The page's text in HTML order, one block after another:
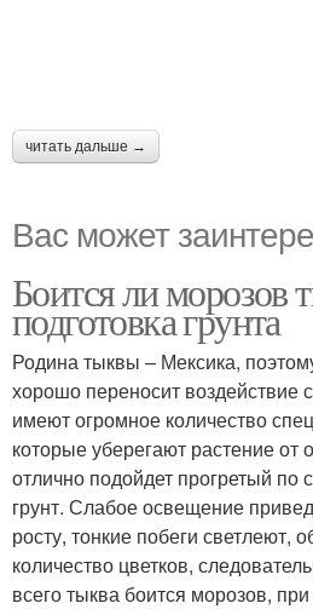
читать дальше →
Вас может
Боится ли морозов
подготовка грунта
Родина тыквы – Мексика,
хорошо переносит воздействие
имеют огромное количество
которые уберегают растение от
отлично подойдет прогретый по
грунт. Слабое освещение
росту, тонкие побеги светлеют,
количество цветков,
всего тыква боится морозов,